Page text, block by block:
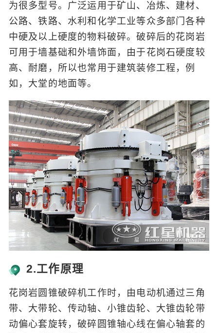
为很多型号。广泛运用于矿山、冶炼、建材、
公路、铁路、水利和化学工业等众多部门各种
中硬及以上硬度的物料破碎。破碎后的花岗岩
可用于墙基础和外墙饰面，由于花岗石硬度较
高、耐磨，所以也常用于建筑装修工程，例
如，大堂的地面等。
2.工作原理
花岗岩圆锥破碎机工作时，由电动机通过三角
带、大带轮、传动轴、小锥齿轮、大锥齿轮带
动偏心套旋转，破碎圆锥轴心线在偏心轴套的